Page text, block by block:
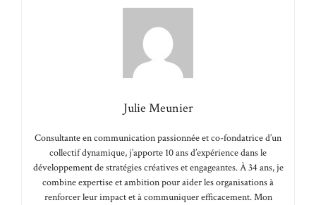
Julie Meunier
Consultante en communication passionnée et co-fondatrice d’un
collectif dynamique, j’apporte 10 ans d’expérience dans le
développement de stratégies créatives et engageantes. À 34 ans, je
combine expertise et ambition pour aider les organisations à
renforcer leur impact et à communiquer efficacement. Mon